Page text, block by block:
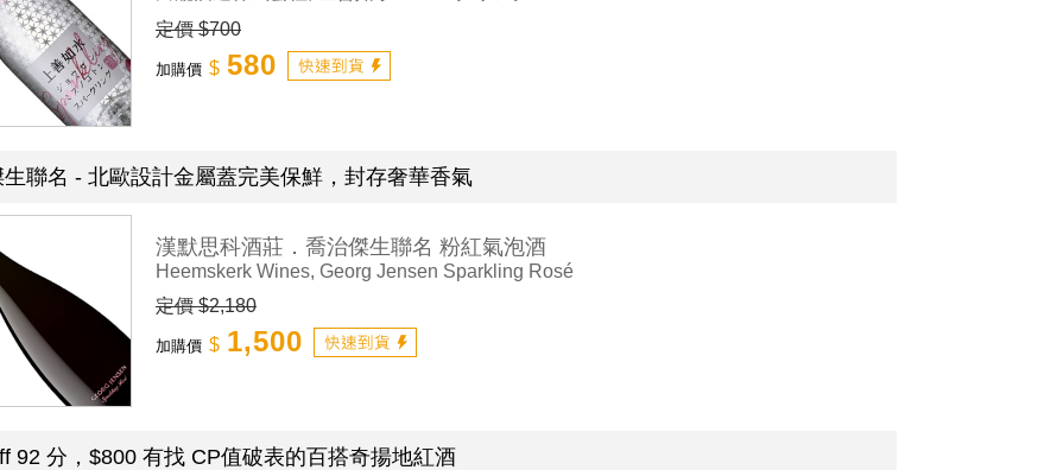
定價 $700
加購價 $ 580
聯名 - 北歐設計金屬蓋完美保鮮，封存奢華香氣
漢默思科酒莊．喬治傑生聯名 粉紅氣泡酒
Heemskerk Wines, Georg Jensen Sparkling Rosé
定價 $2,180
加購價 $ 1,500
92 分，$800 有找 CP值破表的百搭奇揚地紅酒